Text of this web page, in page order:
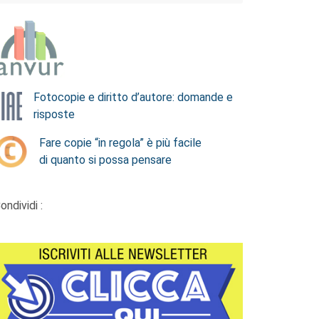
Fotocopie e diritto d’autore: domande e
risposte
Fare copie “in regola” è più facile
di quanto si possa pensare
: